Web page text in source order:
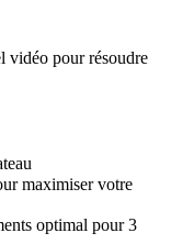
vidéo pour résoudre
maximiser votre
optimal pour 3